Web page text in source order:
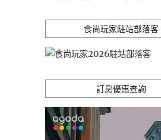
食尚玩家駐站部落客
訂房優惠查詢